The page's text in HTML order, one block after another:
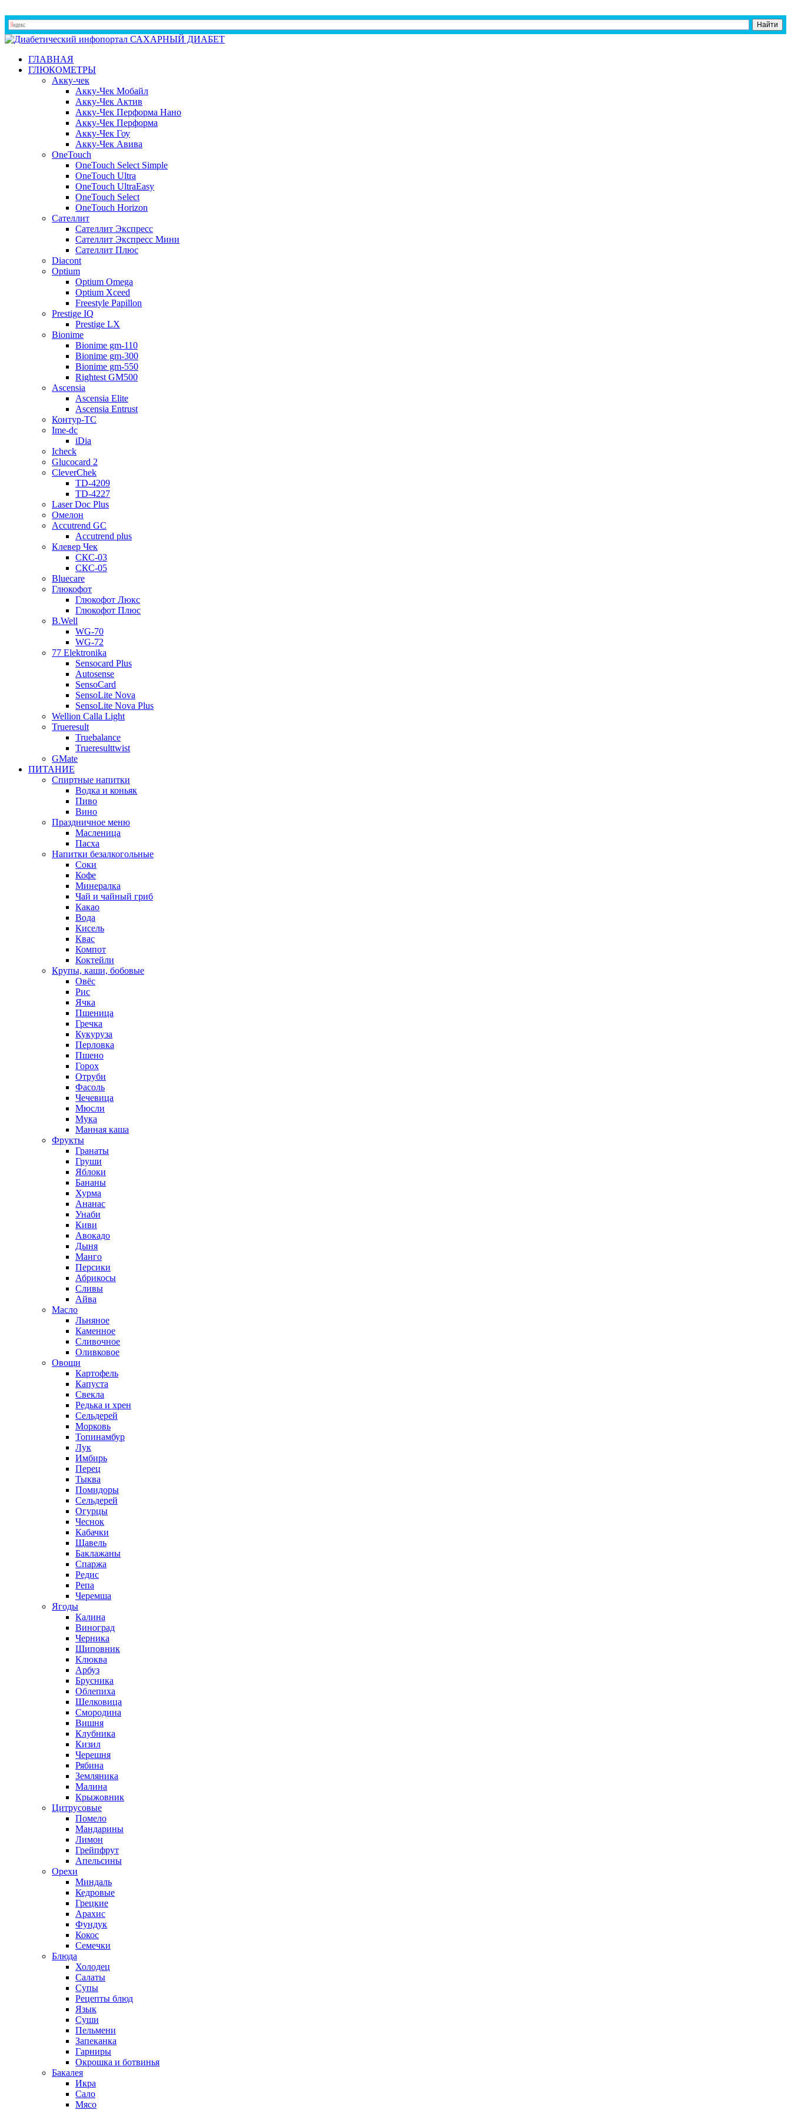
ГЛАВНАЯ
ГЛЮКОМЕТРЫ
Акку-чек
Акку-Чек Мобайл
Акку-Чек Актив
Акку-Чек Перформа Нано
Акку-Чек Перформа
Акку-Чек Гоу
Акку-Чек Авива
OneTouch
OneTouch Select Simple
OneTouch Ultra
OneTouch UltraEasy
OneTouch Select
OneTouch Horizon
Сателлит
Сателлит Экспресс
Сателлит Экспресс Мини
Сателлит Плюс
Diacont
Optium
Optium Omega
Optium Xceed
Freestyle Papillon
Prestige IQ
Prestige LX
Bionime
Bionime gm-110
Bionime gm-300
Bionime gm-550
Rightest GM500
Ascensia
Ascensia Elite
Ascensia Entrust
Контур-ТС
Ime-dc
iDia
Icheck
Glucocard 2
CleverChek
TD-4209
TD-4227
Laser Doc Plus
Омелон
Accutrend GC
Accutrend plus
Клевер Чек
СКС-03
СКС-05
Bluecare
Глюкофот
Глюкофот Люкс
Глюкофот Плюс
B.Well
WG-70
WG-72
77 Elektronika
Sensocard Plus
Autosense
SensoCard
SensoLite Nova
SensoLite Nova Plus
Wellion Calla Light
Trueresult
Truebalance
Trueresulttwist
GMate
ПИТАНИЕ
Спиртные напитки
Водка и коньяк
Пиво
Вино
Праздничное меню
Масленица
Пасха
Напитки безалкогольные
Соки
Кофе
Минералка
Чай и чайный гриб
Какао
Вода
Кисель
Квас
Компот
Коктейли
Крупы, каши, бобовые
Овёс
Рис
Ячка
Пшеница
Гречка
Кукуруза
Перловка
Пшено
Горох
Отруби
Фасоль
Чечевица
Мюсли
Мука
Манная каша
Фрукты
Гранаты
Груши
Яблоки
Бананы
Хурма
Ананас
Унаби
Киви
Авокадо
Дыня
Манго
Персики
Абрикосы
Сливы
Айва
Масло
Льняное
Каменное
Сливочное
Оливковое
Овощи
Картофель
Капуста
Свекла
Редька и хрен
Сельдерей
Морковь
Топинамбур
Лук
Имбирь
Перец
Тыква
Помидоры
Сельдерей
Огурцы
Чеснок
Кабачки
Щавель
Баклажаны
Спаржа
Редис
Репа
Черемша
Ягоды
Калина
Виноград
Черника
Шиповник
Клюква
Арбуз
Брусника
Облепиха
Шелковица
Смородина
Вишня
Клубника
Кизил
Черешня
Рябина
Земляника
Малина
Крыжовник
Цитрусовые
Помело
Мандарины
Лимон
Грейпфрут
Апельсины
Орехи
Миндаль
Кедровые
Грецкие
Арахис
Фундук
Кокос
Семечки
Блюда
Холодец
Салаты
Супы
Рецепты блюд
Язык
Суши
Пельмени
Запеканка
Гарниры
Окрошка и ботвинья
Бакалея
Икра
Сало
Мясо